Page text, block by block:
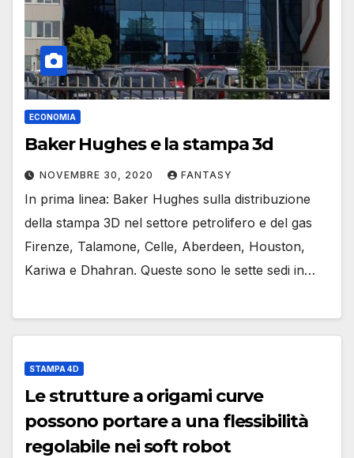
ECONOMIA
Baker Hughes e la stampa 3d
NOVEMBRE 30, 2020 FANTASY
In prima linea: Baker Hughes sulla distribuzione
della stampa 3D nel settore petrolifero e del gas
Firenze, Talamone, Celle, Aberdeen, Houston,
Kariwa e Dhahran. Queste sono le sette sedi in…
STAMPA 4D
Le strutture a origami curve
possono portare a una flessibilità
regolabile nei soft robot